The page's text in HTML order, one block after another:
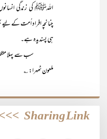
اللہﷺ کی زندگی
چنانچہ افراد اُمت کے لیے
ہی پسندیدہ ہے۔
سب سے پہلا متکبر
ملعون ٹھہرا: ؎
Sharing Link